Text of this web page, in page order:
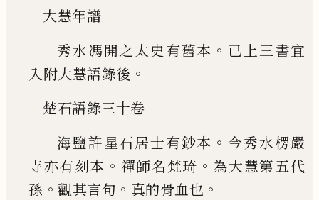
大慧年譜
秀水馮開之太史有舊本 。 已上三書宜
入附大慧語錄後 。
楚石語錄三十卷
海鹽許星石居士有鈔本 。 今秀水楞嚴
寺亦有刻本 。 禪師名梵琦 。 為大慧第五代
孫 。 觀其言句 。 真的骨血也 。